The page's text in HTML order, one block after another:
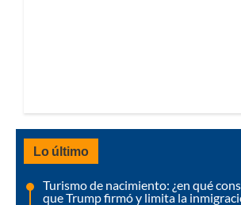
Lo último
Turismo de nacimiento: ¿en qué
que Trump firmó y limita la